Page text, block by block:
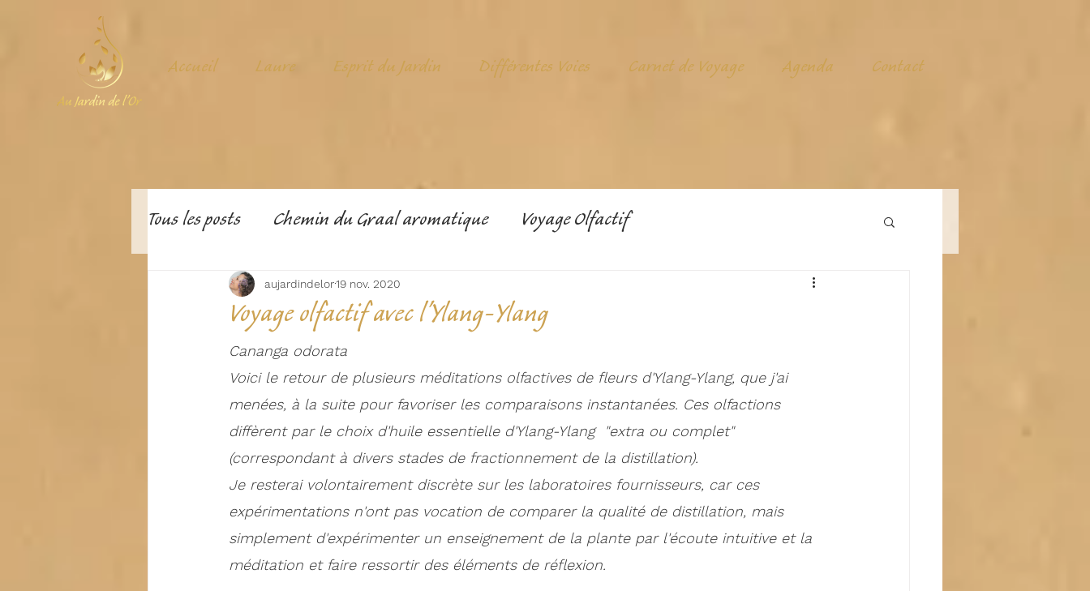
Accueil Laure Esprit du Jardin Différentes Voies Carnet de Voyage Agenda Contact
Tous les posts Chemin du Graal aromatique Voyage Olfactif
Voyage olfactif avec l'Ylang-Ylang
aujardindelor19 nov. 2020
Cananga odorata
Voici le retour de plusieurs méditations olfactives de fleurs d'Ylang-Ylang, que j'ai
menées, à la suite pour favoriser les comparaisons instantanées. Ces olfactions
diffèrent par le choix d'huile essentielle d'Ylang-Ylang  "extra ou complet"
(correspondant à divers stades de fractionnement de la distillation).
Je resterai volontairement discrète sur les laboratoires fournisseurs, car ces
expérimentations n'ont pas vocation de comparer la qualité de distillation, mais
simplement d'expérimenter un enseignement de la plante par l'écoute intuitive et la
méditation et faire ressortir des éléments de réflexion.